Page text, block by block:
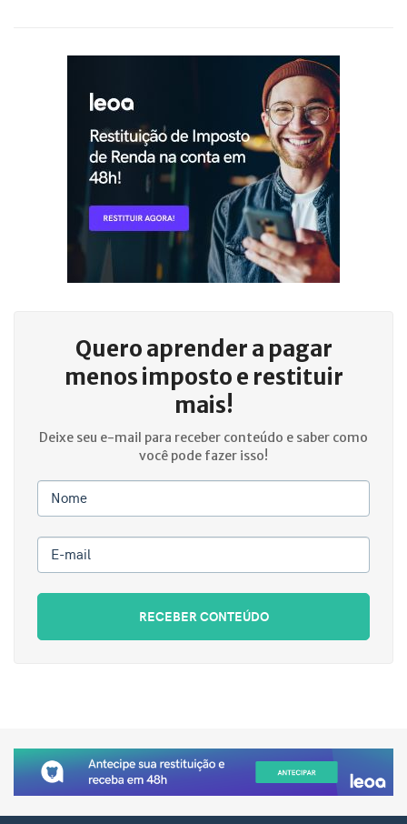
Quero aprender a pagar
menos imposto e restituir
mais!
Deixe seu e-mail para receber conteúdo e saber como
você pode fazer isso!
Nome
E-mail
RECEBER CONTEÚDO